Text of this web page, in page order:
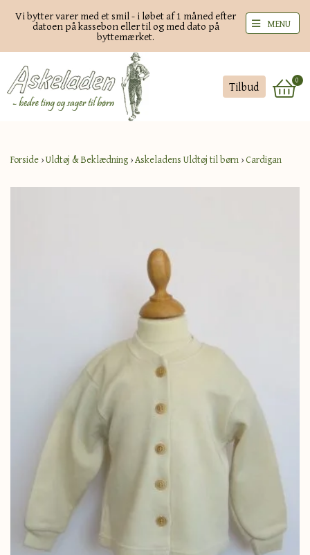
Vi bytter varer med et smil - i løbet af 1 måned efter
datoen på kassebon eller til og med dato på
byttemærket.
Tilbud 0
MENU
Forside ›Uldtøj & Beklædning ›Askeladens Uldtøj til børn › Cardigan